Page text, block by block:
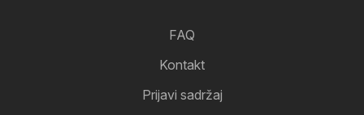
FAQ
Kontakt
Prijavi sadržaj